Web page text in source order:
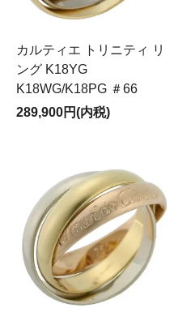
カルティエ トリニティ リ
ング K18YG
K18WG/K18PG ＃66
289,900円(内税)